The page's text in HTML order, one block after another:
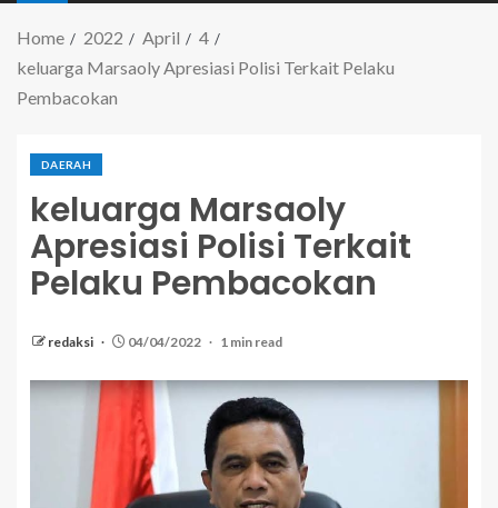
Home 2022 April
4
keluarga Marsaoly Apresiasi Polisi Terkait Pelaku
Pembacokan
DAERAH
keluarga Marsaoly
Apresiasi Polisi Terkait
Pelaku Pembacokan
redaksi 04/04/2022 1 min read